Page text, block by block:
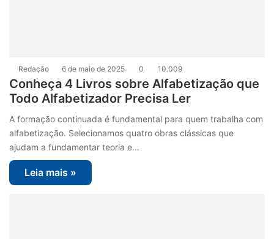
Redação 6 de maio de 2025 0 10.009
Conheça 4 Livros sobre Alfabetização que
Todo Alfabetizador Precisa Ler
A formação continuada é fundamental para quem trabalha com
alfabetização. Selecionamos quatro obras clássicas que
ajudam a fundamentar teoria e…
Leia mais »